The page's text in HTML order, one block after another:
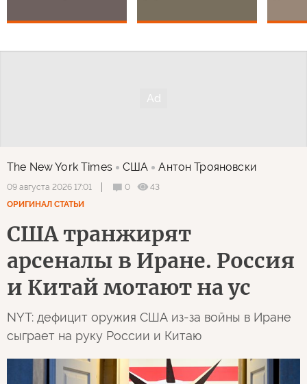
The New York Times США Антон Трояновски
09 августа 2026 17:01 0
43
ОРИГИНАЛ СТАТЬИ
США транжирят
арсеналы в Иране. Россия
и Китай мотают на ус
NYT: дефицит оружия США из-за войны в Иране
сыграет на руку России и Китаю